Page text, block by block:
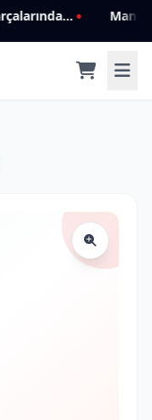
Mannlich: Filtre ve ön süspansiyon parçalarında genişleyen ürün yelpazesiyle kalite ve güven.